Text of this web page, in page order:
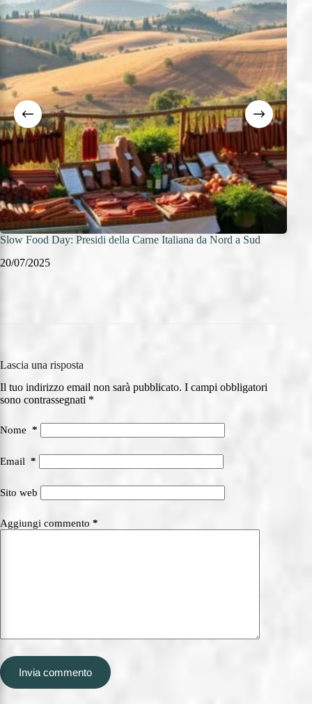
Slow Food Day: Presidi della Carne Italiana da Nord a Sud
20/07/2025
Lascia una risposta
Il tuo indirizzo email non sarà pubblicato. I campi obbligatori
sono contrassegnati *
Nome *
Email *
Sito web
Aggiungi commento *
Invia commento